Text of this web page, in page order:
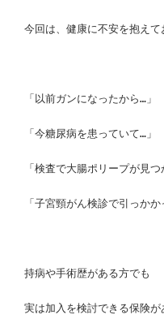
今回は、健康に不安を抱えて
「以前ガンになったから…」
「今糖尿病を患っていて…」
「検査で大腸ポリープが見つ
「子宮頸がん検診で引っか
持病や手術歴がある方でも
実は加入を検討できる保険